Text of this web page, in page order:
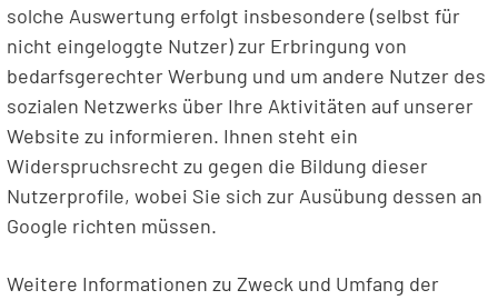
solche Auswertung erfolgt insbesondere (selbst für
nicht eingeloggte Nutzer) zur Erbringung von
bedarfsgerechter Werbung und um andere Nutzer des
sozialen Netzwerks über Ihre Aktivitäten auf unserer
Website zu informieren. Ihnen steht ein
Widerspruchsrecht zu gegen die Bildung dieser
Nutzerprofile, wobei Sie sich zur Ausübung dessen an
Google richten müssen.
Weitere Informationen zu Zweck und Umfang der